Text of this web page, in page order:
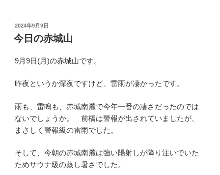
投
稿
日:
2024年9月9日
今日の赤城山
9月9日(月)の赤城山です。
昨夜というか深夜ですけど、雷雨が凄かったです。
雨も、雷鳴も、赤城南麓で今年一番の凄さだったのでは
ないでしょうか。 前橋は警報が出されていましたが、
まさしく警報級の雷雨でした。
そして、今朝の赤城南麓は強い陽射しが降り注いでいた
ためサウナ級の蒸し暑さでした。